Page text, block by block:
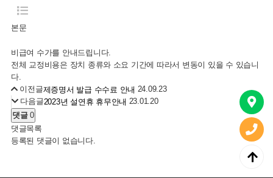
본문
비급여 수가를 안내드립니다.
전체 교정비용은 장치 종류와 소요 기간에 따라서 변동이 있을 수 있습니
다.
이전글제증명서 발급 수수료 안내 24.09.23
다음글2023년 설연휴 휴무안내 23.01.20
댓글0
댓글목록
등록된 댓글이 없습니다.